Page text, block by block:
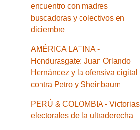
encuentro con madres
buscadoras y colectivos en
diciembre
AMÉRICA LATINA -
Hondurasgate: Juan Orlando
Hernández y la ofensiva digital
contra Petro y Sheinbaum
PERÚ & COLOMBIA - Victorias
electorales de la ultraderecha